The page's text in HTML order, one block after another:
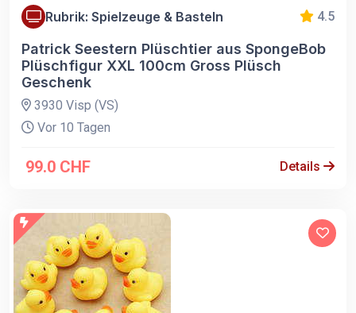
Rubrik: Spielzeuge & Basteln 4.5
Patrick Seestern Plüschtier aus SpongeBob
Plüschfigur XXL 100cm Gross Plüsch
Geschenk
3930 Visp (VS)
Vor 10 Tagen
99.0 CHF Details